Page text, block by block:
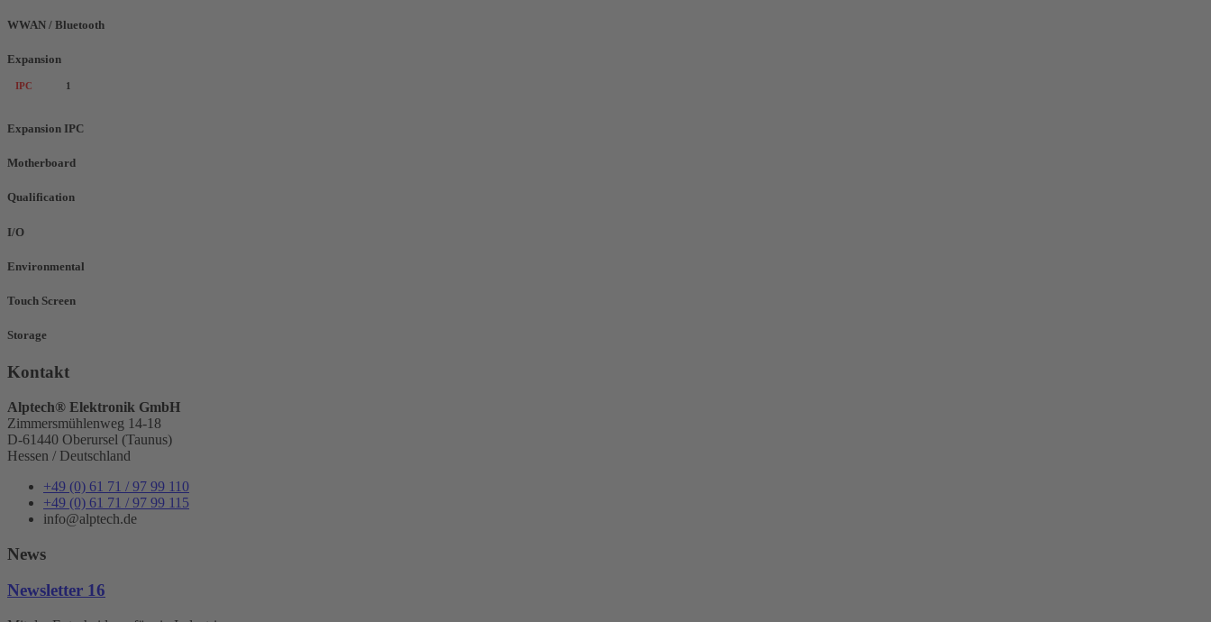
WWAN / Bluetooth
Expansion
IPC 1
Expansion IPC
Motherboard
Qualification
I/O
Environmental
Touch Screen
Storage
Kontakt
Alptech® Elektronik GmbH
Zimmersmühlenweg 14-18
D-61440 Oberursel (Taunus)
Hessen / Deutschland
+49 (0) 61 71 / 97 99 110
+49 (0) 61 71 / 97 99 115
info@alptech.de
News
Newsletter 16